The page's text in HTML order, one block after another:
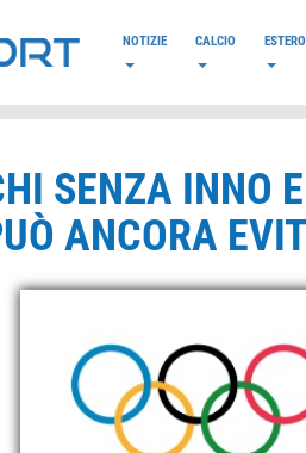
NOTIZIE CALCIO ESTERO
SENZA INNO
ANCORA